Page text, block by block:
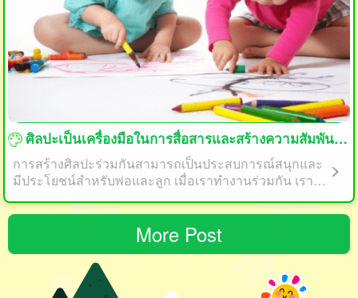
กำลังโหลด...
ศิลปะเป็นเครื่องมือในการสื่อสารและสร้างความสัมพันธ์กับลูกของคุณ
การสร้างศิลปะร่วมกันสามารถเป็นประสบการณ์สนุกและ
มีประโยชน์สำหรับพ่อและลูก เมื่อเราทำงานร่วมกัน เราก็
กำลังแบ่งปันเป้าหมายร่วมกันและทำงานเพื่อผลลัพธ์ร่วมกั
น นี่สามารถส่งเสริมความร่วมมือและการทำงานร่วมกันร
More Post